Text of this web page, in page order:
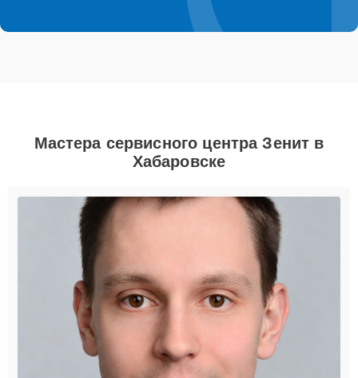
Мастера сервисного центра Зенит в
Хабаровске